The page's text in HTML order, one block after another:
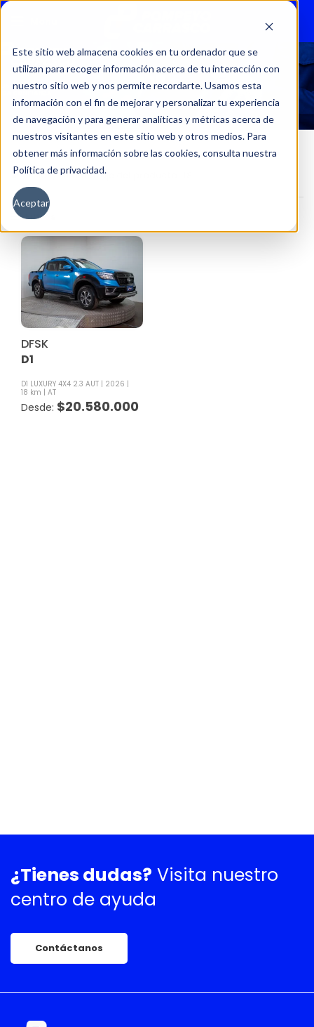
Este sitio web almacena cookies en tu ordenador que se
utilizan para recoger información acerca de tu interacción con
nuestro sitio web y nos permite recordarte. Usamos esta
información con el fin de mejorar y personalizar tu experiencia
de navegación y para generar analíticas y métricas acerca de
nuestros visitantes en este sitio web y otros medios. Para
obtener más información sobre las cookies, consulta nuestra
Política de privacidad.
Aceptar
18
Inicio Kilometraje del producto
Filtros
DFSK
D1
D1 LUXURY 4X4 2.3 AUT
2026
18 km
AT
$20.580.000
¿Tienes dudas? Visita nuestro
centro de ayuda
Contáctanos